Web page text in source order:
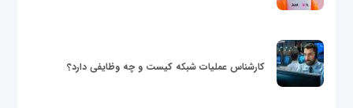
کارشناس عملیات شبکه کیست و چه وظایفی دارد؟